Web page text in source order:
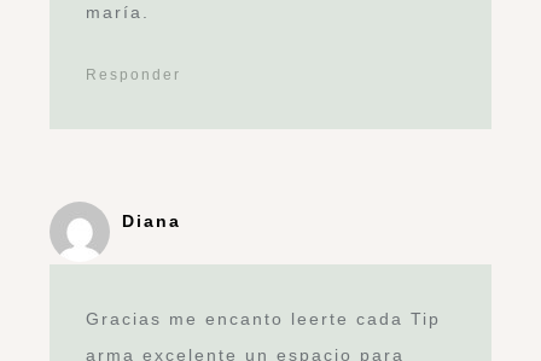
maría.
Responder
Diana
Gracias me encanto leerte cada Tip
arma excelente un espacio para